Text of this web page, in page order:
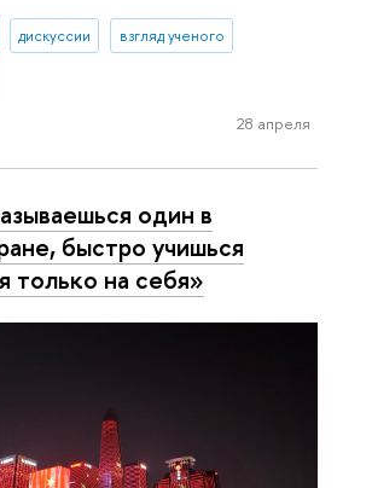
дискуссии взгляд ученого
28 апреля
один в
быстро учишься
только на себя»